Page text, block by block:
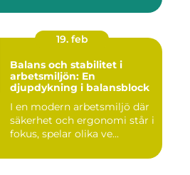
19. feb
Balans och stabilitet i
arbetsmiljön: En
djupdykning i balansblock
I en modern arbetsmiljö där
säkerhet och ergonomi står i
fokus, spelar olika ve...